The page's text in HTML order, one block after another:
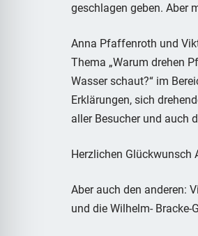
geschlagen geben. Aber
Anna Pfaffenroth und
Thema „Warum drehen
Wasser schaut?“ im
Erklärungen, sich
aller Besucher und auch
Herzlichen Glückwunsch
Aber auch den anderen:
und die Wilhelm-